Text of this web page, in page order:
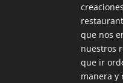
que nos
nuestros
que ir
manera y